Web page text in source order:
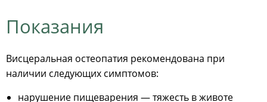
Показания
Висцеральная остеопатия рекомендована при
наличии следующих симптомов:
нарушение пищеварения — тяжесть в животе